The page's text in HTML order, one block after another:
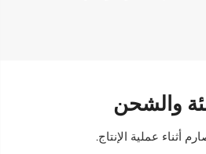
والشحن